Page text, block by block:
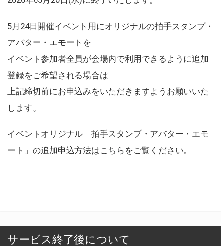
5月24日開催イベント用にオリジナルの拍手スタンプ・
アバター・エモートを
イベント参加者全員が会場内で利用できるように追加
登録をご希望される場合は
上記締切前にお申込みをいただきますようお願いいた
します。
イベントオリジナル「拍手スタンプ・アバター・エモ
ート」の追加申込方法はこちら をご覧ください。
サービス終了後について